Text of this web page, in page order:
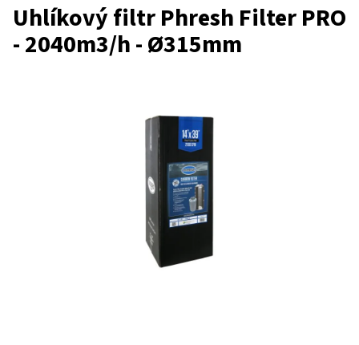
Uhlíkový filtr Phresh Filter PRO
- 2040m3/h - Ø315mm